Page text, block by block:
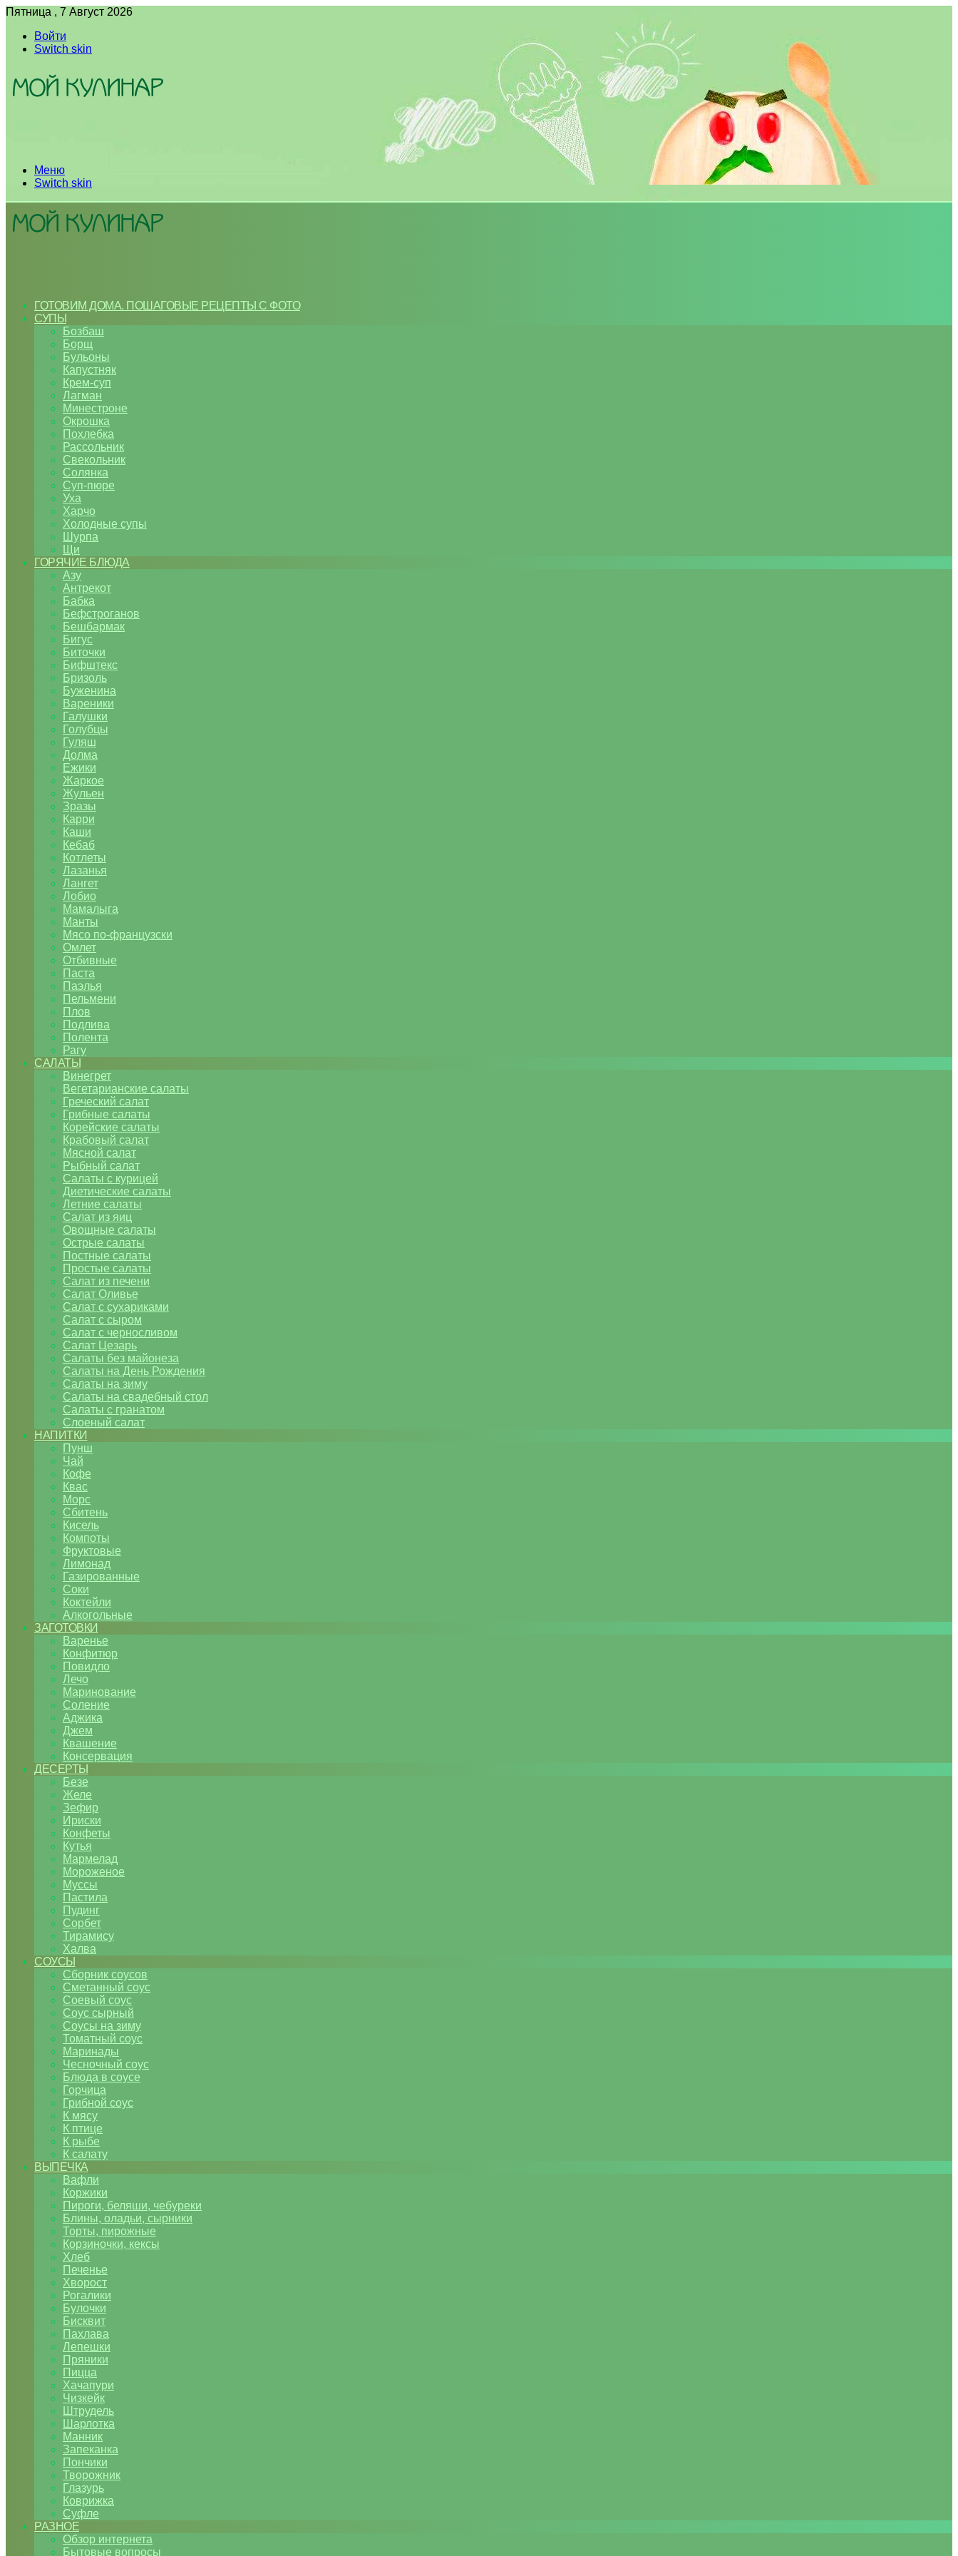
Пятница , 7 Август 2026
Войти
Switch skin
Меню
Switch skin
ГОТОВИМ ДОМА. ПОШАГОВЫЕ РЕЦЕПТЫ С ФОТО
СУПЫ
Бозбаш
Борщ
Бульоны
Капустняк
Крем-суп
Лагман
Минестроне
Окрошка
Похлебка
Рассольник
Свекольник
Солянка
Суп-пюре
Уха
Харчо
Холодные супы
Шурпа
Щи
ГОРЯЧИЕ БЛЮДА
Азу
Антрекот
Бабка
Бефстроганов
Бешбармак
Бигус
Биточки
Бифштекс
Бризоль
Буженина
Вареники
Галушки
Голубцы
Гуляш
Долма
Ежики
Жаркое
Жульен
Зразы
Карри
Каши
Кебаб
Котлеты
Лазанья
Лангет
Лобио
Мамалыга
Манты
Мясо по-французски
Омлет
Отбивные
Паста
Паэлья
Пельмени
Плов
Подлива
Полента
Рагу
САЛАТЫ
Винегрет
Вегетарианские салаты
Греческий салат
Грибные салаты
Корейские салаты
Крабовый салат
Мясной салат
Рыбный салат
Салаты с курицей
Диетические салаты
Летние салаты
Салат из яиц
Овощные салаты
Острые салаты
Постные салаты
Простые салаты
Салат из печени
Салат Оливье
Салат с сухариками
Салат с сыром
Салат с черносливом
Салат Цезарь
Салаты без майонеза
Салаты на День Рождения
Салаты на зиму
Салаты на свадебный стол
Салаты с гранатом
Слоеный салат
НАПИТКИ
Пунш
Чай
Кофе
Квас
Морс
Сбитень
Кисель
Компоты
Фруктовые
Лимонад
Газированные
Соки
Коктейли
Алкогольные
ЗАГОТОВКИ
Варенье
Конфитюр
Повидло
Лечо
Маринование
Соление
Аджика
Джем
Квашение
Консервация
ДЕСЕРТЫ
Безе
Желе
Зефир
Ириски
Конфеты
Кутья
Мармелад
Мороженое
Муссы
Пастила
Пудинг
Сорбет
Тирамису
Халва
СОУСЫ
Сборник соусов
Сметанный соус
Соевый соус
Соус сырный
Соусы на зиму
Томатный соус
Маринады
Чесночный соус
Блюда в соусе
Горчица
Грибной соус
К мясу
К птице
К рыбе
К салату
ВЫПЕЧКА
Вафли
Коржики
Пироги, беляши, чебуреки
Блины, оладьи, сырники
Торты, пирожные
Корзиночки, кексы
Хлеб
Печенье
Хворост
Рогалики
Булочки
Бисквит
Пахлава
Лепешки
Пряники
Пицца
Хачапури
Чизкейк
Штрудель
Шарлотка
Манник
Запеканка
Пончики
Творожник
Глазурь
Коврижка
Суфле
РАЗНОЕ
Обзор интернета
Бытовые вопросы